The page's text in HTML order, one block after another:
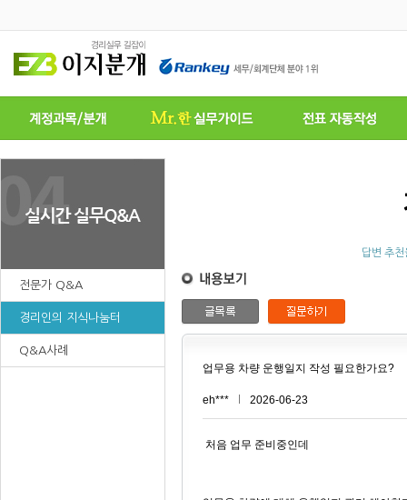
전문가 Q&A
경리인의 지식나눔터
Q&A사례
답변 추
업무용 차량 운행일지 작성 필요한가요?
eh*** 2026-06-23
처음 업무 준비중인데